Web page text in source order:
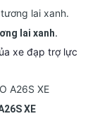
lai xanh.
xe đạp trợ lực
XE